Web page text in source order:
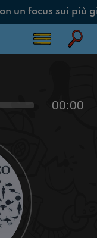
un focus sui più
00:00